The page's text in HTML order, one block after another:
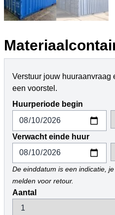
Verstuur jouw huuraanvraag
een voorstel.
Huurperiode begin
Verwacht einde huur
De einddatum is een indicatie,
melden voor retour.
Aantal